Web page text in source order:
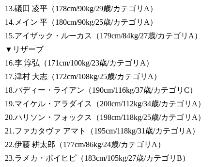
13.礒田 凌平（178cm/90kg/29歳/カテゴリA）
14.メイン 平（180cm/90kg/25歳/カテゴリA）
15.アイザック・ルーカス（179cm/84kg/27歳/カテゴリA）
▼リザーブ
16.李 淳弘（171cm/100kg/23歳/カテゴリA）
17.津村 大志（172cm/108kg/25歳/カテゴリA）
18.パディー・ライアン（190cm/116kg/37歳/カテゴリC）
19.マイケル・アラダイス（200cm/112kg/34歳/カテゴリA）
20.ハリソン・フォックス（198cm/118kg/25歳/カテゴリA）
21.ファカタヴァ アマト（195cm/118kg/31歳/カテゴリA）
22.伊藤 耕太郎（177cm/86kg/24歳/カテゴリA）
23.ラメカ・ポイヒピ（183cm/105kg/27歳/カテゴリB）